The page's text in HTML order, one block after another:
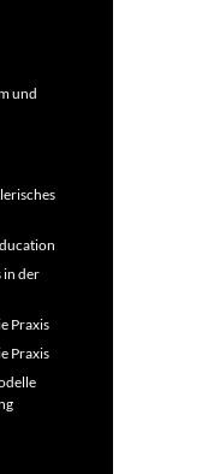
und
in der
Praxis
Praxis